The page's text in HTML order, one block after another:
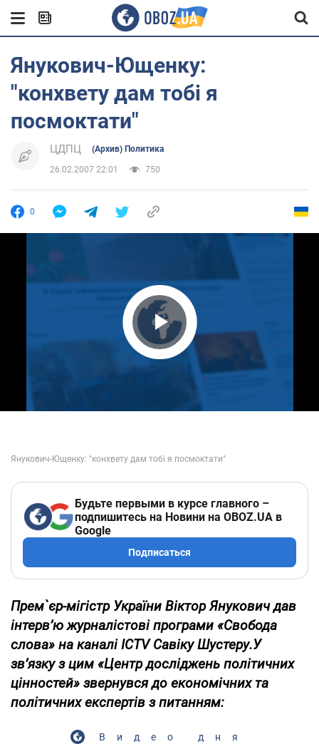
Янукович-Ющенку:
"конхвету дам тобі я
посмоктати"
ЦДПЦ (Архив) Политика
26.02.2007 22:01 750
0
Play Video
Будьте первыми в курсе главного –
подпишитесь на Новини на OBOZ.UA в
Google
Подписаться
Прем`єр-мігістрУкраїни Віктор Янукович дав
інтерв’ю журналістові програми «Свобода
слова» на каналіICTVСавіку Шустеру.У
зв’язку з цим «Центр досліджень політичних
цінностей» звернувся до економічних та
політичних експертів з питанням:
Видео дня